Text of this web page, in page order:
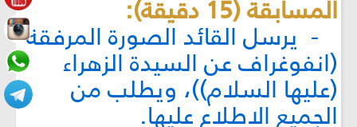
المسابقة (15 دقيقة):
- يرسل القائد الصورة المرفقة
(انفوغراف عن السيدة الزهراء
(عليها السلام))، ويطلب من
الجميع الاطلاع عليها.